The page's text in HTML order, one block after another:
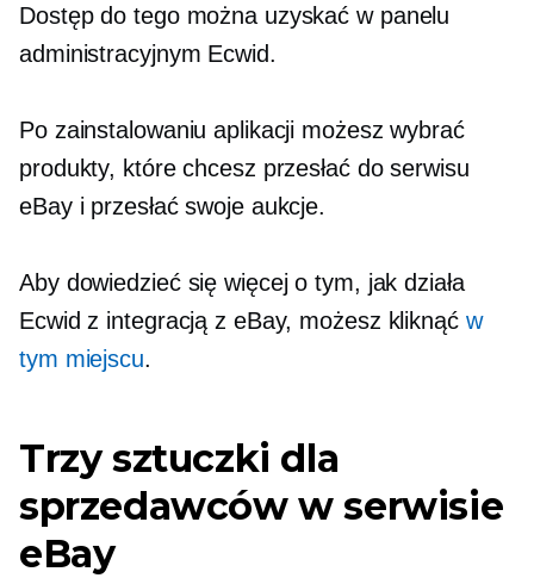
Dostęp do tego można uzyskać w panelu
administracyjnym Ecwid.
Po zainstalowaniu aplikacji możesz wybrać
produkty, które chcesz przesłać do serwisu
eBay i przesłać swoje aukcje.
Aby dowiedzieć się więcej o tym, jak działa
Ecwid z integracją z eBay, możesz kliknąć w
tym miejscu.
Trzy sztuczki dla
sprzedawców w serwisie
eBay